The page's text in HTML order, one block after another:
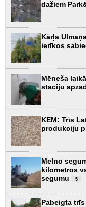
dažiem
Kārļa
ierīkos
Mēneša
staciju
KEM: Trīs
produkciju
Melno
kilometros
segumu
5
Pabeigta